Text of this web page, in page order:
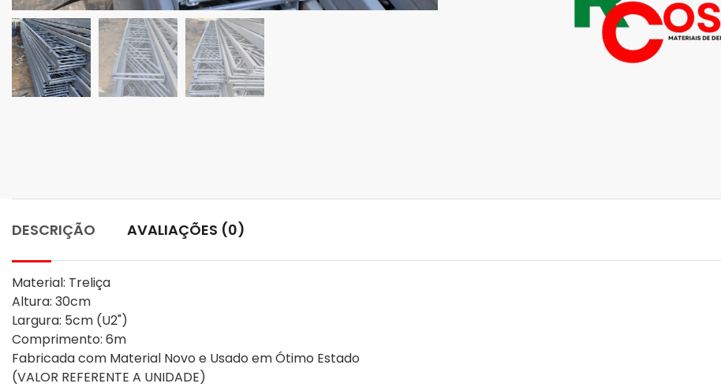
DESCRIÇÃO AVALIAÇÕES (0)
Material: Treliça
Altura: 30cm
Largura: 5cm (U2")
Comprimento: 6m
Fabricada com Material Novo e Usado em Ótimo Estado
(VALOR REFERENTE A UNIDADE)